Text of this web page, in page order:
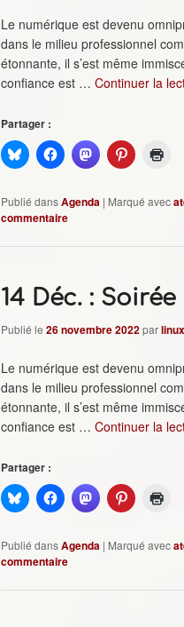
Le numérique est devenu
dans le milieu professionnel
étonnante, il s’est même
confiance est … Continuer la
Partager :
Publié dansAgenda | Marqué avec
commentaire
14 Déc. :
Publié le 26 novembre 2022par
Le numérique est devenu
dans le milieu professionnel
étonnante, il s’est même
confiance est … Continuer la
Partager :
Publié dansAgenda | Marqué avec
commentaire